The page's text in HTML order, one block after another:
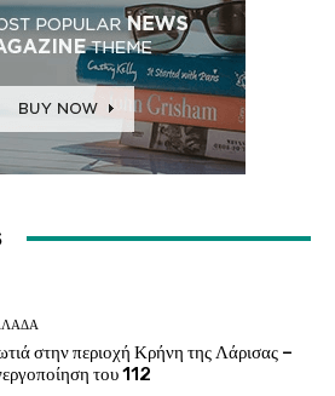
στην περιοχή Κρήνη της Λάρισας –
του 112